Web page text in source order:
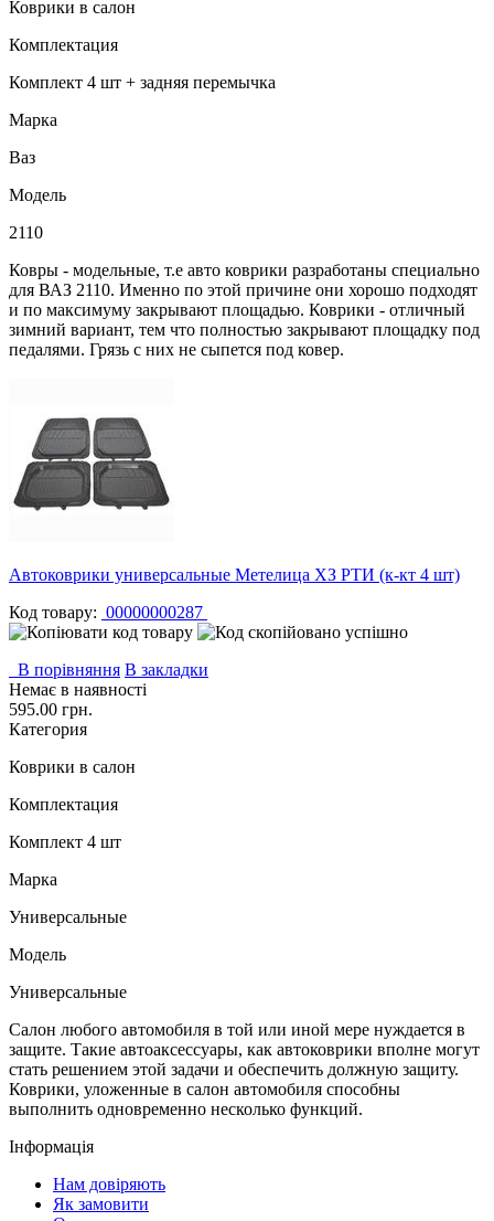
Коврики в салон
Комплектация
Комплект 4 шт + задняя перемычка
Марка
Ваз
Модель
2110
Ковры - модельные, т.е авто коврики разработаны специально
для ВАЗ 2110. Именно по этой причине они хорошо подходят
и по максимуму закрывают площадью. Коврики - отличный
зимний вариант, тем что полностью закрывают площадку под
педалями. Грязь с них не сыпется под ковер.
Автоковрики универсальные Метелица ХЗ РТИ (к-кт 4 шт)
Код товару: 00000000287
В порівняння В закладки
Немає в наявності
595.00 грн.
Категория
Коврики в салон
Комплектация
Комплект 4 шт
Марка
Универсальные
Модель
Универсальные
Салон любого автомобиля в той или иной мере нуждается в
защите. Такие автоаксессуары, как автоковрики вполне могут
стать решением этой задачи и обеспечить должную защиту.
Коврики, уложенные в салон автомобиля способны
выполнить одновременно несколько функций.
Інформація
Нам довіряють
Як замовити